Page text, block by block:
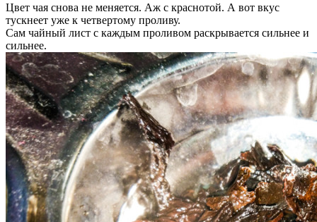
Цвет чая снова не меняется. Аж с краснотой. А вот вкус
тускнеет уже к четвертому проливу.
Сам чайный лист с каждым проливом раскрывается сильнее и
сильнее.